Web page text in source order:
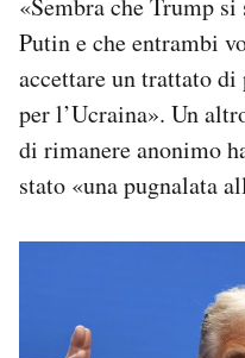
Putin e che entrambi
accettare un trattato di
per l’Ucraina». Un
di rimanere anonimo
stato «una pugnalata